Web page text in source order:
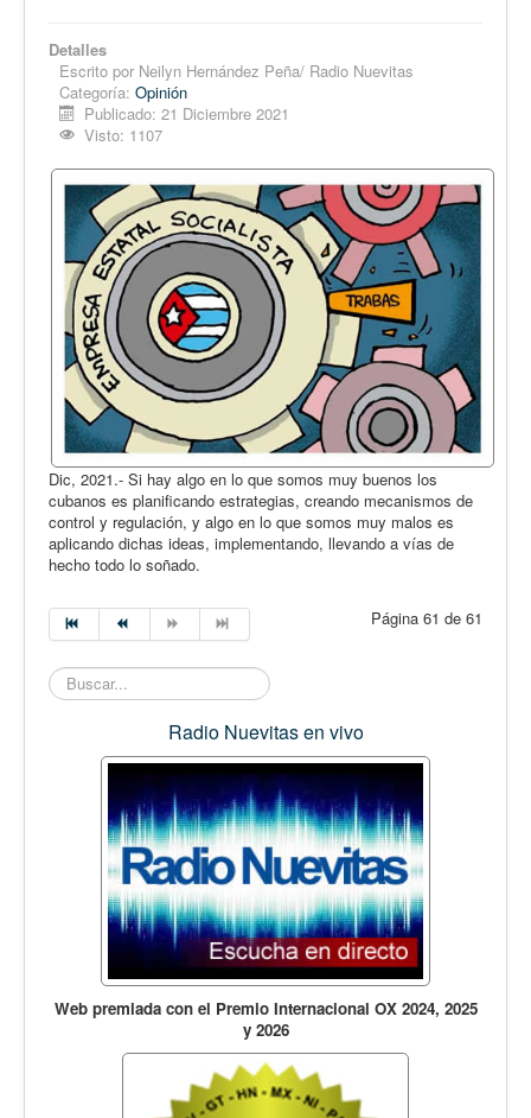
Detalles
Escrito por Neilyn Hernández Peña/ Radio Nuevitas
Categoría: Opinión
Publicado: 21 Diciembre 2021
Visto: 1107
Dic, 2021.- Si hay algo en lo que somos muy buenos los
cubanos es planificando estrategias, creando mecanismos de
control y regulación, y algo en lo que somos muy malos es
aplicando dichas ideas, implementando, llevando a vías de
hecho todo lo soñado.
Página 61 de 61
Buscar...
Radio Nuevitas en vivo
Web premiada con el Premio Internacional OX 2024, 2025
y 2026